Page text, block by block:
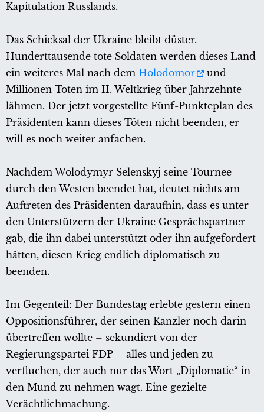
Kapitulation Russlands.
Das Schicksal der Ukraine bleibt düster.
Hunderttausende tote Soldaten werden dieses Land
ein weiteres Mal nach dem Holodomor
und
Millionen Toten im II. Weltkrieg über Jahrzehnte
lähmen. Der jetzt vorgestellte Fünf-Punkteplan des
Präsidenten kann dieses Töten nicht beenden, er
will es noch weiter anfachen.
Nachdem Wolodymyr Selenskyj seine Tournee
durch den Westen beendet hat, deutet nichts am
Auftreten des Präsidenten daraufhin, dass es unter
den Unterstützern der Ukraine Gesprächspartner
gab, die ihn dabei unterstützt oder ihn aufgefordert
hätten, diesen Krieg endlich diplomatisch zu
beenden.
Im Gegenteil: Der Bundestag erlebte gestern einen
Oppositionsführer, der seinen Kanzler noch darin
übertreffen wollte – sekundiert von der
Regierungspartei FDP – alles und jeden zu
verfluchen, der auch nur das Wort „Diplomatie“ in
den Mund zu nehmen wagt. Eine gezielte
Verächtlichmachung.